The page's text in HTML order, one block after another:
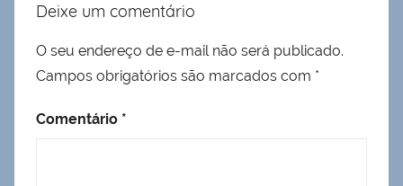
Deixe um comentário
O seu endereço de e-mail não será publicado.
Campos obrigatórios são marcados com *
Comentário *